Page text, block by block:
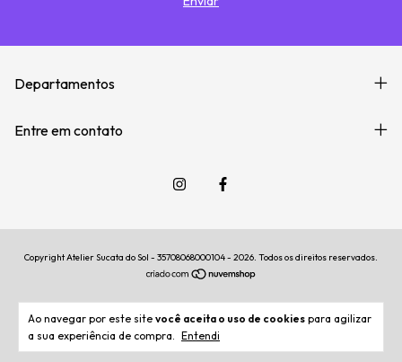
Ao navegar por este site você aceita o uso de cookies para agilizar
a sua experiência de compra. Entendi
Departamentos
Entre em contato
Copyright Atelier Sucata do Sol - 35708068000104 - 2026. Todos os direitos reservados.